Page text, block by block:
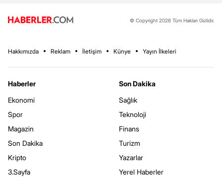
© Copyright 2026 Tüm Hakları Gizlidir.
Hakkımızda Reklam İletişim Künye Yayın İlkeleri
Haberler
Ekonomi
Spor
Magazin
Son Dakika
Kripto
3.Sayfa
Son Dakika
Sağlık
Teknoloji
Finans
Turizm
Yazarlar
Yerel Haberler